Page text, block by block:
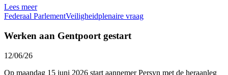
Lees meer
Federaal ParlementVeiligheidplenaire vraag
Werken aan Gentpoort gestart
12/06/26
Op maandag 15 juni 2026 start aannemer Persyn met de heraanleg